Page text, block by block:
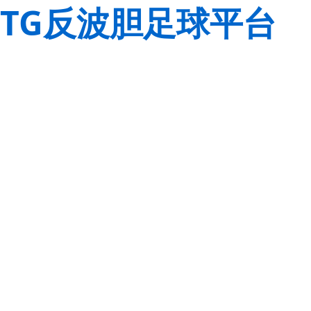
TG反波胆足球平台